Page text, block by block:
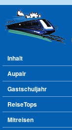
Hauptmenü
Inhalt
Aupair
Gastschuljahr
ReiseTops
Mitreisen